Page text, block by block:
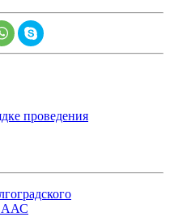
проведения
ААС